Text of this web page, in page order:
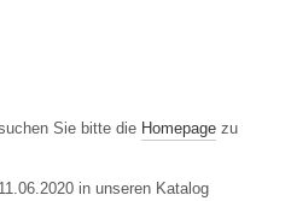
Sie bitte die Homepage zu
in unseren Katalog